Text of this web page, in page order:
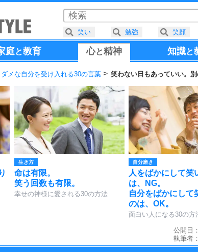
庭と教育 心と精神 知識と
ダメな自分を受け入れる30の言葉 笑わない日もあっていい。
生き方
命は有限。
笑う回数も有限。
幸せの神様に愛される30の方法
自分磨き
人をばかにして笑
は、NG。
自分をばかにして
のは、OK。
面白い人になる30の方
公開日
執筆者：
笑い 勉強 笑顔